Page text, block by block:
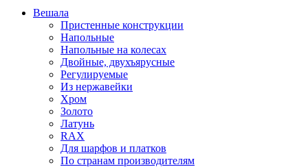
Вешала
Пристенные конструкции
Напольные
Напольные на колесах
Двойные, двухъярусные
Регулируемые
Из нержавейки
Хром
Золото
Латунь
RAX
Для шарфов и платков
По странам производителям